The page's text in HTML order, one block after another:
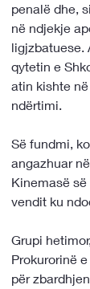
penalë dhe,
në ndjekje
ligjzbatuese.
qytetin e
atin kishte
ndërtimi.
Së fundmi,
angazhuar
Kinemasë
vendit ku
Grupi
Prokurorinë
për